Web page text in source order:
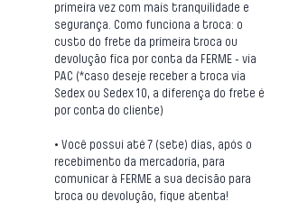
primeira vez com mais tranquilidade e
segurança. Como funciona a troca: o
custo do frete da primeira troca ou
devolução fica por conta da FERME - via
PAC (*caso deseje receber a troca via
Sedex ou Sedex 10, a diferença do frete é
por conta do cliente)
• Você possui até 7 (sete) dias, após o
recebimento da mercadoria, para
comunicar à FERME a sua decisão para
troca ou devolução, fique atenta!